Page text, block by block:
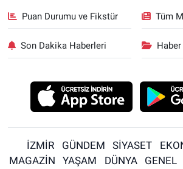
Puan Durumu ve Fikstür Tüm
Son Dakika Haberleri
İZMİR GÜNDEM SİYASET
MAGAZİN
YAŞAM DÜNYA GENEL